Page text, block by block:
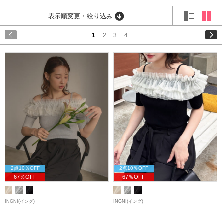
表示順変更・絞り込み
1 2 3 4
2点10％OFF
67％OFF
INGNI(イング)
2点10％OFF
67％OFF
INGNI(イング)